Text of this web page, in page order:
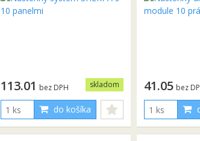
skladom
113.01 bez DPH
do košíka
41.05 bez